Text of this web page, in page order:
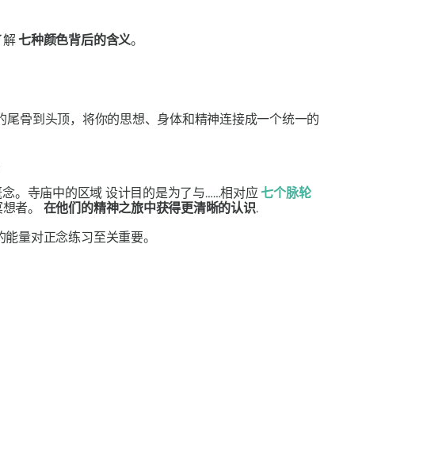
解七种颜色背后的含义。
骨到头顶，将你的思想、身体和精神连接成一个统一的
。寺庙中的区域 设计目的是为了与……相对应七个脉轮
者。 在他们的精神之旅中获得更清晰的认识.
量对正念练习至关重要。